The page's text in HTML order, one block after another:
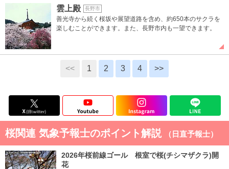
雲上殿 長野市
善光寺から続く桜坂や展望道路を含め、約650本のサクラを
楽しむことができます。また、長野市内も一望できます。
<< 1 2 3 4 >>
桜関連 気象予報士のポイント解説 （日直予報士）
2026年桜前線ゴール 根室で桜(チシマザクラ)開
花